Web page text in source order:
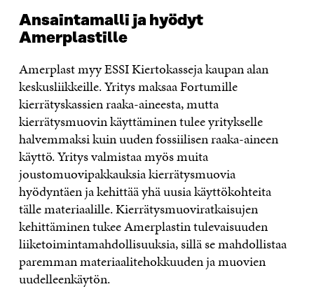
Ansaintamalli ja hyödyt
Amerplastille
Amerplast myy ESSI Kiertokasseja kaupan alan
keskusliikkeille. Yritys maksaa Fortumille
kierrätyskassien raaka-aineesta, mutta
kierrätysmuovin käyttäminen tulee yritykselle
halvemmaksi kuin uuden fossiilisen raaka-aineen
käyttö. Yritys valmistaa myös muita
joustomuovipakkauksia kierrätysmuovia
hyödyntäen ja kehittää yhä uusia käyttökohteita
tälle materiaalille. Kierrätysmuoviratkaisujen
kehittäminen tukee Amerplastin tulevaisuuden
liiketoimintamahdollisuuksia, sillä se mahdollistaa
paremman materiaalitehokkuuden ja muovien
uudelleenkäytön.